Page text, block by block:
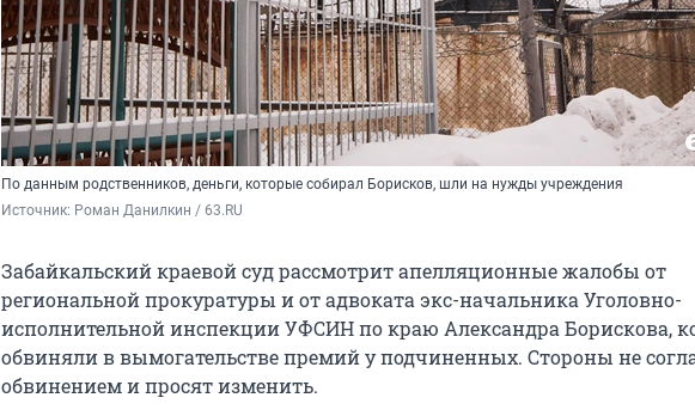
По данным родственников, деньги, которые собирал Борисков, шли на нужды учреждения
Источник: Роман Данилкин / 63.RU
Забайкальский краевой суд рассмотрит апелляционные жалобы от
региональной прокуратуры и от адвоката экс-начальника Уголовно-
исполнительной инспекции УФСИН по краю Александра Борискова,
обвиняли в вымогательстве премий у подчиненных. Стороны не
обвинением и просят изменить.